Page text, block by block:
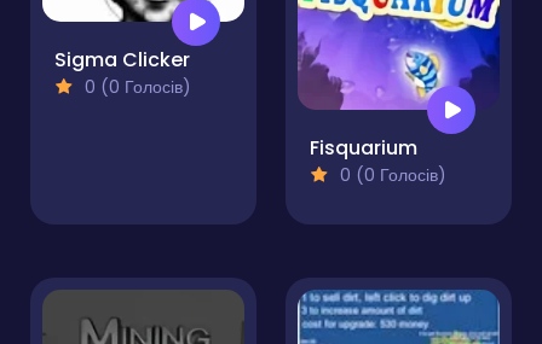
Sigma Clicker
0 (0 Голосів)
Fisquarium
0 (0 Голосів)